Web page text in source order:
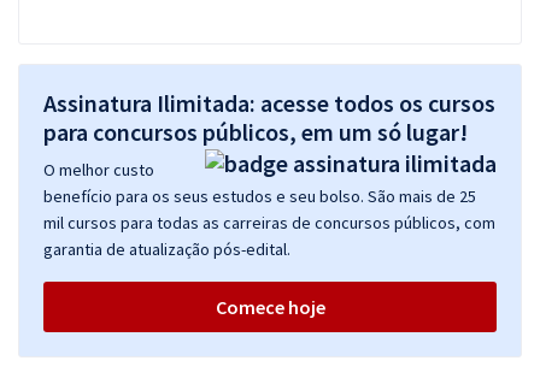
Assinatura Ilimitada: acesse todos os cursos
para concursos públicos, em um só lugar!
O melhor custo
benefício para os seus estudos e seu bolso. São mais de 25
mil cursos para todas as carreiras de concursos públicos, com
garantia de atualização pós-edital.
Comece hoje